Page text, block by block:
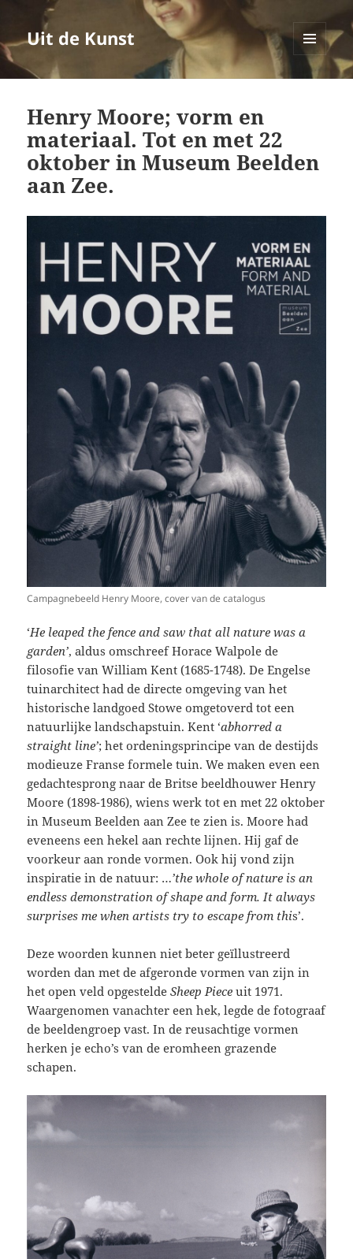
Uit de Kunst
MENU
EN
Henry Moore; vorm en
materiaal. Tot en met 22
oktober in Museum Beelden
aan Zee.
Campagnebeeld Henry Moore, cover van de catalogus
‘He leaped the fence and saw that all nature was a
garden’, aldus omschreef Horace Walpole de
filosofie van William Kent (1685-1748). De Engelse
tuinarchitect had de directe omgeving van het
historische landgoed Stowe omgetoverd tot een
natuurlijke landschapstuin. Kent ‘abhorred a
straight line’; het ordeningsprincipe van de destijds
modieuze Franse formele tuin. We maken even een
gedachtesprong naar de Britse beeldhouwer Henry
Moore (1898-1986), wiens werk tot en met 22 oktober
in Museum Beelden aan Zee te zien is. Moore had
eveneens een hekel aan rechte lijnen. Hij gaf de
voorkeur aan ronde vormen. Ook hij vond zijn
inspiratie in de natuur: …’the whole of nature is an
endless demonstration of shape and form. It always
surprises me when artists try to escape from this’.
Deze woorden kunnen niet beter geïllustreerd
worden dan met de afgeronde vormen van zijn in
het open veld opgesteldeSheep Piece uit 1971.
Waargenomen vanachter een hek, legde de fotograaf
de beeldengroep vast. In de reusachtige vormen
herken je echo’s van de eromheen grazende
schapen.